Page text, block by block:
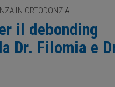
IN ORTODONZIA
il debonding
Dr. Filomia e